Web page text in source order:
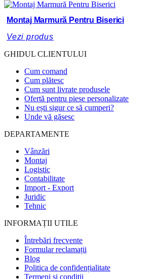
Montaj Marmură Pentru Biserici
Vezi produs
GHIDUL CLIENTULUI
Cum comand
Cum plătesc
Cum sunt livrate produsele
Ofertă pentru piese personalizate
Nu ești sigur ce să cumperi?
Unde vă găsesc
DEPARTAMENTE
Vânzări
Montaj
Logistic
Contabilitate
Import - Export
Juridic
Tehnic
INFORMAȚII UTILE
Întrebări frecvente
Formular reclamații
Blog
Politica de confidențialitate
Termeni și condiții